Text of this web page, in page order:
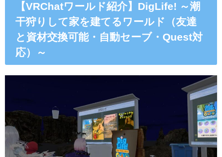
【VRChatワールド紹介】DigLifeǃ ～潮
干狩りして家を建てるワールド（友達
と資材交換可能・自動セーブ・Quest対
応）～